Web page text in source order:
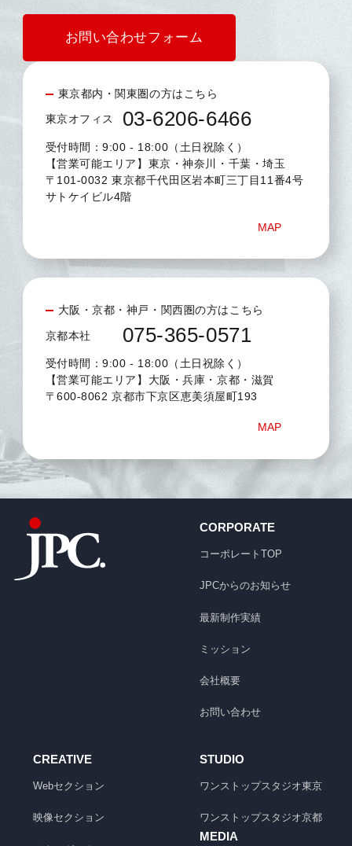
お問い合わせフォーム
東京都内・関東圏の方はこちら
東京オフィス 03-6206-6466
受付時間：9:00 - 18:00（土日祝除く）
【営業可能エリア】東京・神奈川・千葉・埼玉
〒101-0032 東京都千代田区岩本町三丁目11番4号
サトケイビル4階
MAP
大阪・京都・神戸・関西圏の方はこちら
京都本社 075-365-0571
受付時間：9:00 - 18:00（土日祝除く）
【営業可能エリア】大阪・兵庫・京都・滋賀
〒600-8062 京都市下京区恵美須屋町193
MAP
CORPORATE
コーポレートTOP
JPCからのお知らせ
最新制作実績
ミッション
会社概要
お問い合わせ
CREATIVE
Webセクション
映像セクション
STUDIO
ワンストップスタジオ東京
ワンストップスタジオ京都
MEDIA